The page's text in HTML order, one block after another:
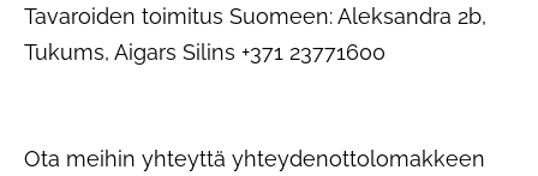
Tavaroiden toimitus Suomeen: Aleksandra 2b,
Tukums, Aigars Silins +371 23771600
Ota meihin yhteyttä yhteydenottolomakkeen